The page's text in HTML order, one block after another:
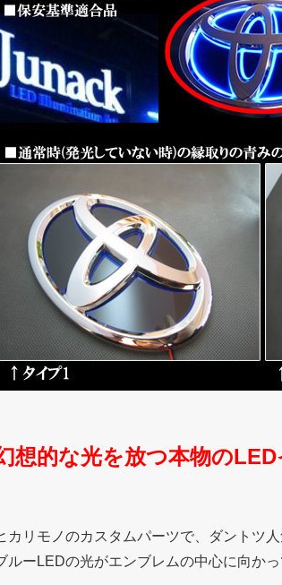
想的な光を放つ本物の
カリモノのカスタムパーツで、ダントツ
ルーLEDの光がエンブレムの中心に向か